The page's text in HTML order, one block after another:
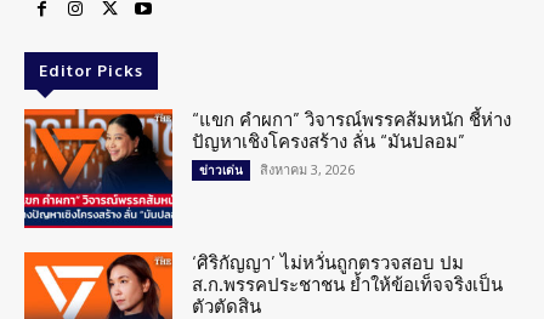
Editor Picks
“แขก คำผกา” วิจารณ์พรรคส้มหนัก ชี้ห่าง
ปัญหาเชิงโครงสร้าง ลั่น “มันปลอม”
ข่าวเด่น สิงหาคม 3, 2026
‘ศิริกัญญา’ ไม่หวั่นถูกตรวจสอบ ปม
ส.ก.พรรคประชาชน ย้ำให้ข้อเท็จจริงเป็น
ตัวตัดสิน